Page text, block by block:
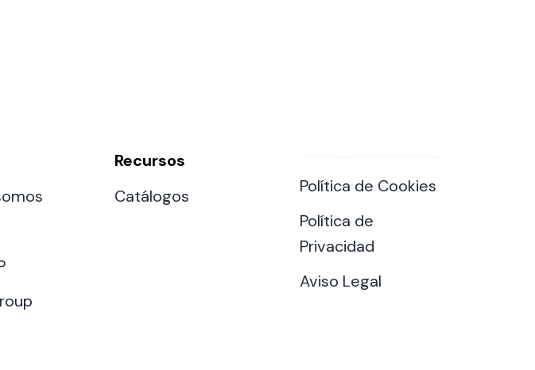
Recursos
Catálogos
Política de Cookies
Política de
Privacidad
Aviso Legal